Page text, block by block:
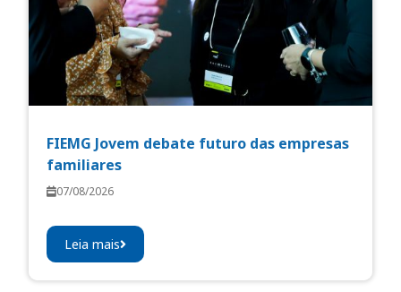
FIEMG Jovem debate futuro das empresas
familiares
07/08/2026
Leia mais